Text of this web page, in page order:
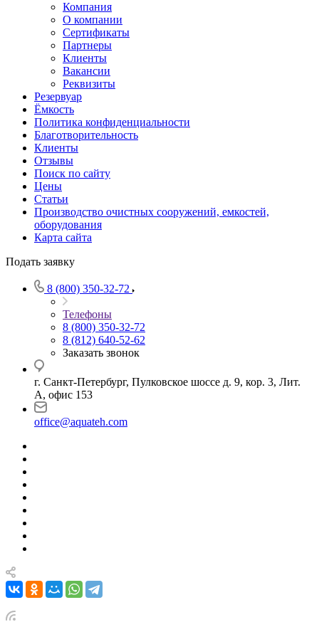
Компания
О компании
Сертификаты
Партнеры
Клиенты
Вакансии
Реквизиты
Резервуар
Ёмкость
Политика конфиденциальности
Благотворительность
Клиенты
Отзывы
Поиск по сайту
Цены
Статьи
Производство очистных сооружений, емкостей,
оборудования
Карта сайта
Подать заявку
8 (800) 350-32-72
Телефоны
8 (800) 350-32-72
8 (812) 640-52-62
Заказать звонок
г. Санкт-Петербург, Пулковское шоссе д. 9, кор. 3, Лит.
А, офис 153
office@aquateh.com